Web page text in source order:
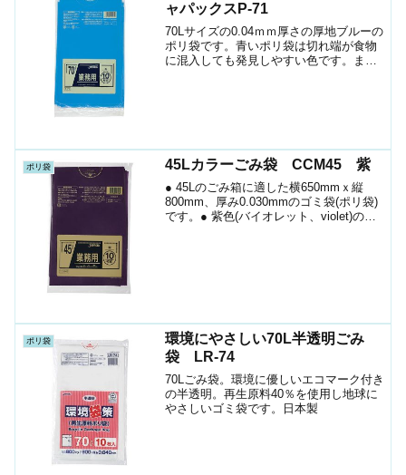
ャパックスP-71
70Lサイズの0.04ｍｍ厚さの厚地ブルーの
ポリ袋です。青いポリ袋は切れ端が食物
に混入しても発見しやすい色です。ま
ポリ袋 45Lカラーごみ袋 CCM45 紫
● 45Lのごみ箱に適した横650mmｘ縦
800mm、厚み0.030mmのゴミ袋(ポリ袋)
です。● 紫色(バイオレット、violet)のゴ
ポリ袋
環境にやさしい70L半透明ごみ
袋 LR-74
70Lごみ袋。環境に優しいエコマーク付き
の半透明。再生原料40％を使用し地球に
やさしいゴミ袋です。日本製